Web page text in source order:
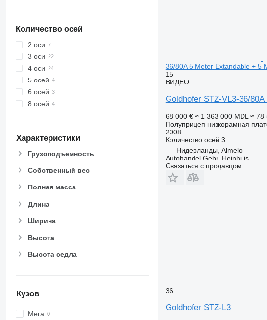
Количество осей
2 оси
3 оси
4 оси
5 осей
6 осей
8 осей
Характеристики
Грузоподъемность
Собственный вес
Полная масса
Длина
Ширина
Высота
Высота седла
Кузов
Мега
36/80A 5 Meter Extandable + 5
15
ВИДЕО
Goldhofer STZ-VL3-36/
68 000 € ≈ 1 363 000 MDL ≈ 78
Полуприцеп низкорамная
2008
Количество осей 3
Нидерланды, Almelo
Autohandel Gebr. Heinhuis
Связаться с продавцом
36
Goldhofer STZ-L3